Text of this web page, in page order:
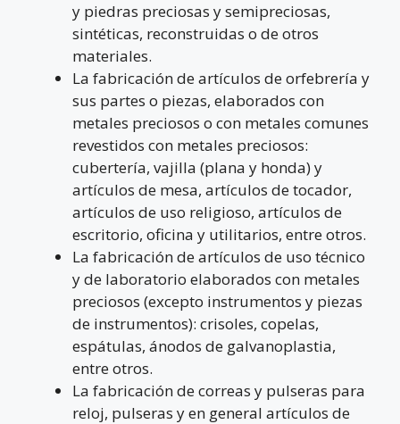
y piedras preciosas y semipreciosas,
sintéticas, reconstruidas o de otros
materiales.
La fabricación de artículos de orfebrería y
sus partes o piezas, elaborados con
metales preciosos o con metales comunes
revestidos con metales preciosos:
cubertería, vajilla (plana y honda) y
artículos de mesa, artículos de tocador,
artículos de uso religioso, artículos de
escritorio, oficina y utilitarios, entre otros.
La fabricación de artículos de uso técnico
y de laboratorio elaborados con metales
preciosos (excepto instrumentos y piezas
de instrumentos): crisoles, copelas,
espátulas, ánodos de galvanoplastia,
entre otros.
La fabricación de correas y pulseras para
reloj, pulseras y en general artículos de